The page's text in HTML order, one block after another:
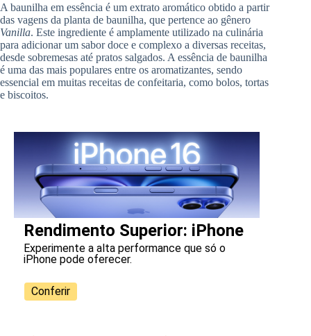
A baunilha em essência é um extrato aromático obtido a partir
das vagens da planta de baunilha, que pertence ao gênero
Vanilla. Este ingrediente é amplamente utilizado na culinária
para adicionar um sabor doce e complexo a diversas receitas,
desde sobremesas até pratos salgados. A essência de baunilha
é uma das mais populares entre os aromatizantes, sendo
essencial em muitas receitas de confeitaria, como bolos, tortas
e biscoitos.
Rendimento Superior: iPhone
Experimente a alta performance que só o
iPhone pode oferecer.
Conferir